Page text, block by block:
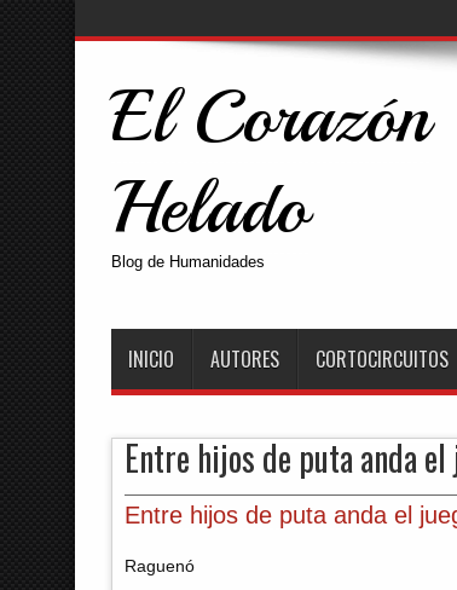
El Corazón
Helado
Blog de Humanidades
INICIO AUTORES CORTOCIRCUITOS
Entre hijos de puta anda
Entre hijos de puta anda el
Raguenó